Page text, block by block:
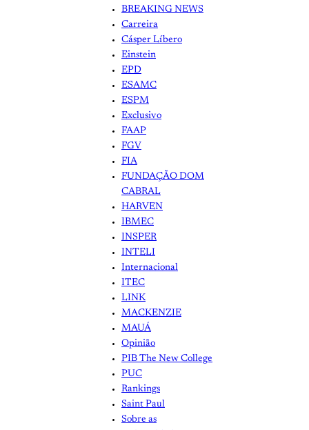
BREAKING NEWS
Carreira
Cásper Líbero
Einstein
EPD
ESAMC
ESPM
Exclusivo
FAAP
FGV
FIA
FUNDAÇÃO DOM
CABRAL
HARVEN
IBMEC
INSPER
INTELI
Internacional
ITEC
LINK
MACKENZIE
MAUÁ
Opinião
PIB The New College
PUC
Rankings
Saint Paul
Sobre as